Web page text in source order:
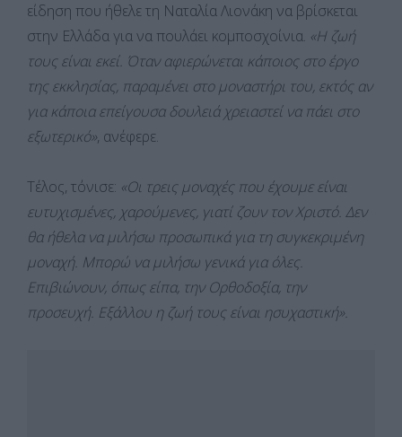
είδηση που ήθελε τη Ναταλία Λιονάκη να βρίσκεται
στην Ελλάδα για να πουλάει κομποσχοίνια. «Η ζωή
τους είναι εκεί. Όταν αφιερώνεται κάποιος στο έργο
της εκκλησίας, παραμένει στο μοναστήρι του, εκτός αν
για κάποια επείγουσα δουλειά χρειαστεί να πάει στο
εξωτερικό», ανέφερε.
Τέλος, τόνισε: «Οι τρεις μοναχές που έχουμε είναι
ευτυχισμένες, χαρούμενες, γιατί ζουν τον Χριστό. Δεν
θα ήθελα να μιλήσω προσωπικά για τη συγκεκριμένη
μοναχή. Μπορώ να μιλήσω γενικά για όλες.
Επιβιώνουν, όπως είπα, την Ορθοδοξία, την
προσευχή. Εξάλλου η ζωή τους είναι ησυχαστική».